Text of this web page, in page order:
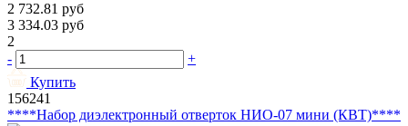
2 732.81 руб
3 334.03 руб
2
-
+
Купить
156241
****Набор диэлектронный отверток НИО-07 мини (КВТ)****